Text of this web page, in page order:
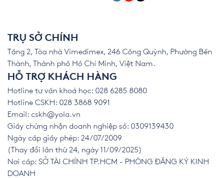
TRỤ SỞ CHÍNH
Tầng 2, Tòa nhà Vimedimex, 246 Cống Quỳnh, Phường Bến
Thành, Thành phố Hồ Chí Minh, Việt Nam.
HỖ TRỢ KHÁCH HÀNG
Hotline tư vấn khoá học: 028 6285 8080
Hotline CSKH: 028 3868 9091
Email: cskh@yola.vn
Giấy chứng nhận doanh nghiệp số: 0309139430
Ngày cấp giấy phép: 24/07/2009
(Thay đổi lần thứ 24, ngày 11/09/2025)
Nơi cấp: SỞ TÀI CHÍNH TP.HCM - PHÒNG ĐĂNG KÝ KINH
DOANH